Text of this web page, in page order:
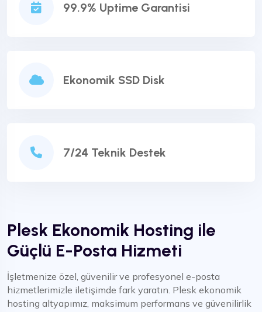
99.9% Uptime Garantisi
Ekonomik SSD Disk
7/24 Teknik Destek
Plesk Ekonomik Hosting ile
Güçlü E-Posta Hizmeti
İşletmenize özel, güvenilir ve profesyonel e-posta
hizmetlerimizle iletişimde fark yaratın. Plesk ekonomik
hosting altyapımız, maksimum performans ve güvenilirlik